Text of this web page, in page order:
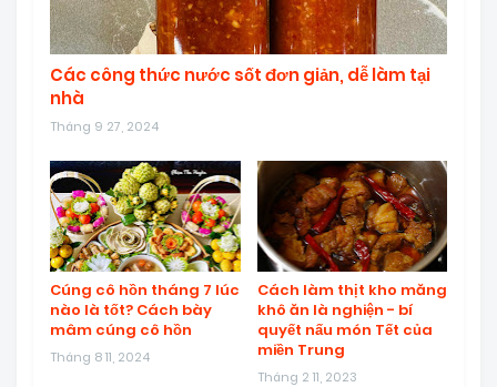
Các công thức nước sốt đơn giản, dễ làm tại
nhà
Tháng 9 27, 2024
Cúng cô hồn tháng 7 lúc
nào là tốt? Cách bày
mâm cúng cô hồn
Tháng 8 11, 2024
Cách làm thịt kho măng
khô ăn là nghiện - bí
quyết nấu món Tết của
miền Trung
Tháng 2 11, 2023